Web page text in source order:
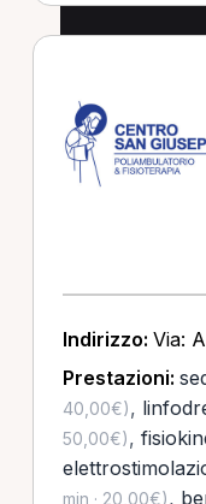
Indirizzo: Via:
Prestazioni:
40,00€),
50,00€),
min · 20,00€),